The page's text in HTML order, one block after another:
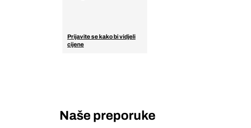
Prijavite se kako bi vidjeli
cijene
Naše preporuke